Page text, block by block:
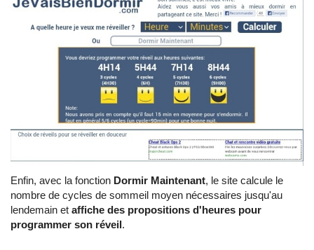
Enfin, avec la fonction Dormir Maintenant, le site calcule le
nombre de cycles de sommeil moyen nécessaires jusqu'au
lendemain et affiche des propositions d'heures pour
programmer son réveil.